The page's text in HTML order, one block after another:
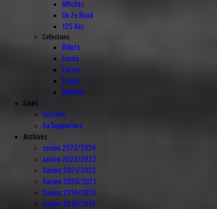
Affiches
On Ze Road
125 Ans
Collections
Billets
Livres
Cartes
Panini
Maillots
Liens
Da'Liens
Da'Supporters
Archives
saison 2023/2024
saison 2022/2023
Saison 2021/2022
Saison 2020/2021
Saison 2019/2020
Saison 2018/2019